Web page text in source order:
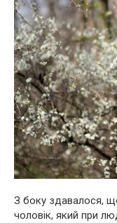
З боку здавалося,
чоловік, який при